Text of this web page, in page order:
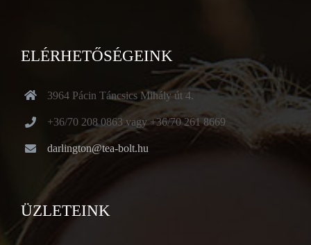
ELÉRHETŐSÉGEINK
3964 Pácin Táncsics Mihály út 4.
+36/70 208 0863 vagy +36/70 261 8669
darlington@tea-bolt.hu
ÜZLETEINK